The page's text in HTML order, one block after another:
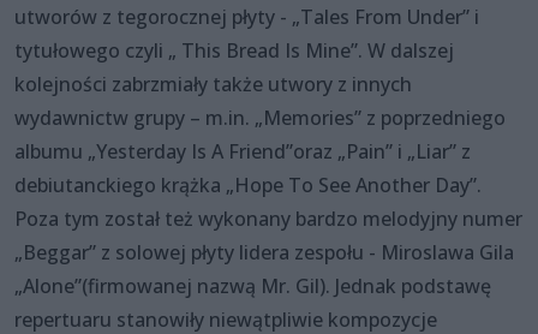
utworów z tegorocznej płyty - „Tales From Under” i
tytułowego czyli „ This Bread Is Mine”. W dalszej
kolejności zabrzmiały także utwory z innych
wydawnictw grupy – m.in. „Memories” z poprzedniego
albumu „Yesterday Is A Friend”oraz „Pain” i „Liar” z
debiutanckiego krążka „Hope To See Another Day”.
Poza tym został też wykonany bardzo melodyjny numer
„Beggar” z solowej płyty lidera zespołu - Miroslawa Gila
„Alone”(firmowanej nazwą Mr. Gil). Jednak podstawę
repertuaru stanowiły niewątpliwie kompozycje